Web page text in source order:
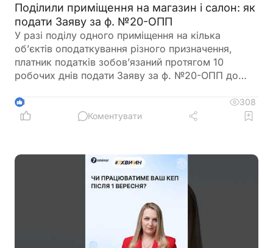
Поділили приміщення на магазин і салон: як
подати Заяву за ф. №20-ОПП
У разі поділу одного приміщення на кілька
об’єктів оподаткування різного призначення,
платник податків зобов’язаний протягом 10
робочих днів подати Заяву за ф. №20-ОПП до
інформацію про закриття попереднього об’єкта і
створення нових у різних рядках, кожному з яких
3
308
Коментувати